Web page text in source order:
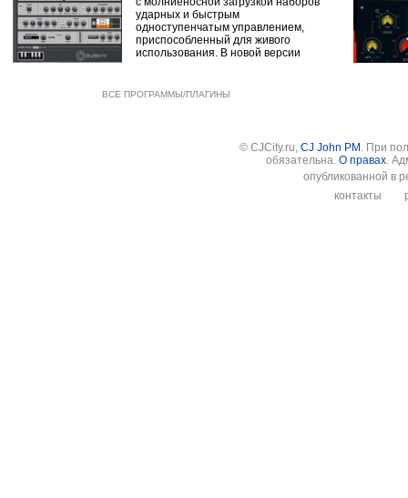
ударных и быстрым
одноступенчатым управлением,
приспособленный для живого
использования. В новой версии
ВСЕ ПРОГРАММЫ/ПЛАГИНЫ
© CJCity.ru, CJ John PM . При
обязательна. О правах.
опубликованной в
контакты